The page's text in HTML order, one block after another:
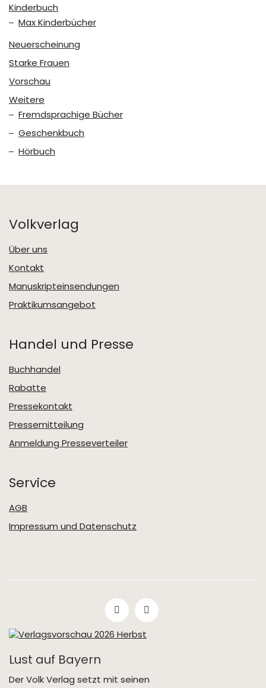
Kinderbuch
Max Kinderbücher
Neuerscheinung
Starke Frauen
Vorschau
Weitere
Fremdsprachige Bücher
Geschenkbuch
Hörbuch
Volkverlag
Über uns
Kontakt
Manuskripteinsendungen
Praktikumsangebot
Handel und Presse
Buchhandel
Rabatte
Pressekontakt
Pressemitteilung
Anmeldung Presseverteiler
Service
AGB
Impressum und Datenschutz
Lust auf Bayern
Der Volk Verlag setzt mit seinen